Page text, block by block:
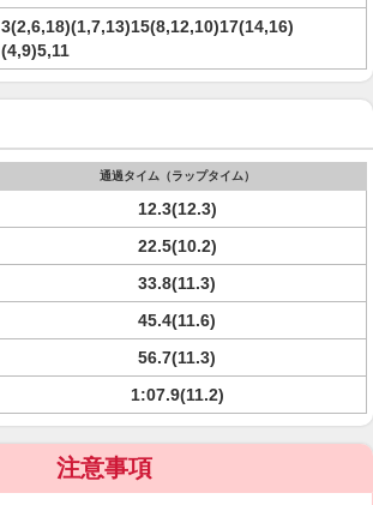
3(2,6,18)(1,7,13)15(8,12,10)17(14,16)
(4,9)5,11
通過タイム（ラップタイム）
12.3(12.3)
22.5(10.2)
33.8(11.3)
45.4(11.6)
56.7(11.3)
1:07.9(11.2)
注意事項